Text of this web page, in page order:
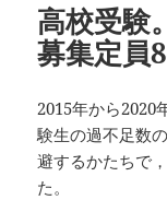
高校受験
募集定員
2015年から2020
験生の過不足数
避するかたちで
た。